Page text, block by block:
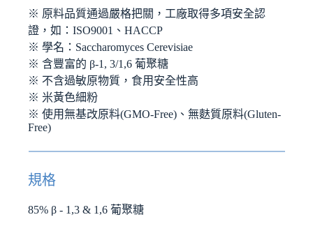
※ 原料品質通過嚴格把關，工廠取得多項安全認
證，如：ISO9001、HACCP
※ 學名：Saccharomyces Cerevisiae
※ 含豐富的 β-1, 3/1,6 葡聚糖
※ 不含過敏原物質，食用安全性高
※ 米黃色細粉
※ 使用無基改原料(GMO-Free)、無麩質原料(Gluten-
Free)
規格
85% β - 1,3 & 1,6 葡聚糖